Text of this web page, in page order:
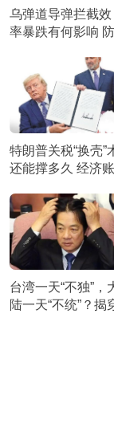
乌弹道导弹拦截效
率暴跌有何影响 防
特朗普关税“换壳”
还能撑多久 经济账
讼
台湾一天“不独”，
陆一天“不统”？揭